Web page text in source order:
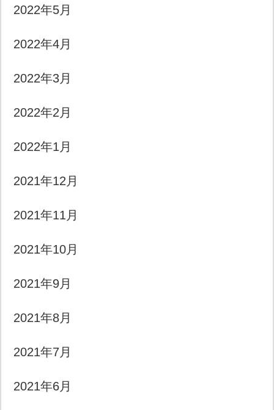
2022年5月
2022年4月
2022年3月
2022年2月
2022年1月
2021年12月
2021年11月
2021年10月
2021年9月
2021年8月
2021年7月
2021年6月